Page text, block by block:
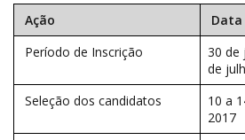
Ação
Data
Período de Inscrição
30 de
de
Seleção dos candidatos
10 a
2017